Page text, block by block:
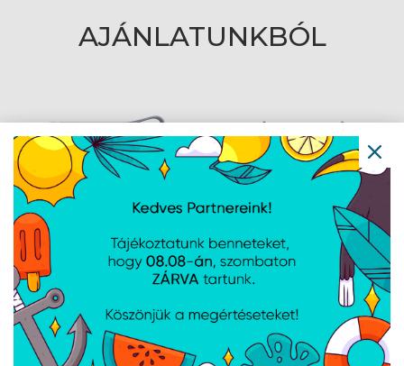
AJÁNLATUNKBÓL
Xiaomi Sound Pocket
5W Bluetooth
hangszóró - szürke -
QBH4378GL
JBL Xtreme 4 Black